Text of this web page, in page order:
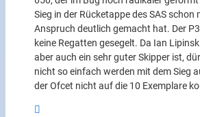
Sieg in der Rücketappe des SAS schon
Anspruch deutlich gemacht hat. Der
keine Regatten gesegelt. Da Ian
aber auch ein sehr guter Skipper ist,
nicht so einfach werden mit dem Sieg
der Ofcet nicht auf die 10 Exemplare